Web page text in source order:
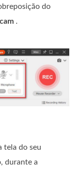
do
.
tela do seu
durante a